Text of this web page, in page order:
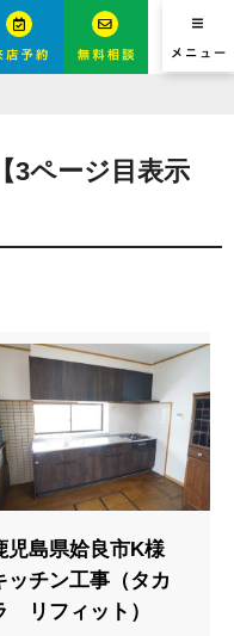
3ページ目表示
児島県姶良市K様
ッチン工事（タカ
リフィット）